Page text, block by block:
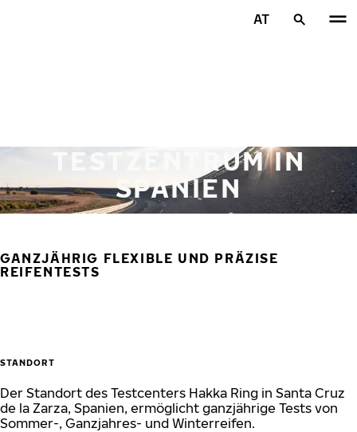
AT
TESTZENTRUM IN
SPANIEN
GANZJÄHRIG FLEXIBLE UND PRÄZISE
REIFENTESTS
STANDORT
Der Standort des Testcenters Hakka Ring in Santa Cruz
de la Zarza, Spanien, ermöglicht ganzjährige Tests von
Sommer-, Ganzjahres- und Winterreifen.